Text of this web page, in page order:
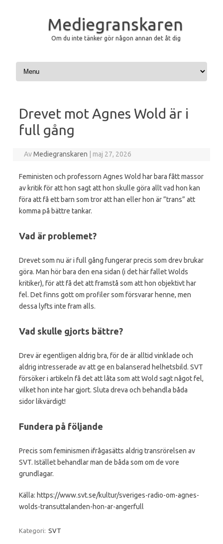
Mediegranskaren
Om du inte tänker gör någon annan det åt dig
Hoppa till innehåll
Drevet mot Agnes Wold är i
full gång
AvMediegranskaren maj 27, 2026
Feministen och professorn Agnes Wold har bara fått massor
av kritik för att hon sagt att hon skulle göra allt vad hon kan
föra att få ett barn som tror att han eller hon är ”trans” att
komma på bättre tankar.
Vad är problemet?
Drevet som nu är i full gång fungerar precis som drev brukar
göra. Man hör bara den ena sidan (i det här fallet Wolds
kritiker), för att få det att framstå som att hon objektivt har
fel. Det finns gott om profiler som försvarar henne, men
dessa lyfts inte fram alls.
Vad skulle gjorts bättre?
Drev är egentligen aldrig bra, för de är alltid vinklade och
aldrig intresserade av att ge en balanserad helhetsbild. SVT
försöker i artikeln få det att låta som att Wold sagt något fel,
vilket hon inte har gjort. Sluta dreva och behandla båda
sidor likvärdigt!
Fundera på följande
Precis som feminismen ifrågasätts aldrig transrörelsen av
SVT. Istället behandlar man de båda som om de vore
grundlagar.
Källa: https://www.svt.se/kultur/sveriges-radio-om-agnes-
wolds-transuttalanden-hon-ar-angerfull
Kategori: SVT